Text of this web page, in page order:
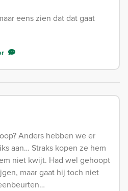
eens zien dat dat gaat
Anders hebben we er
aan… Straks kopen ze hem
niet kwijt. Had wel gehoopt
maar gaat hij toch niet